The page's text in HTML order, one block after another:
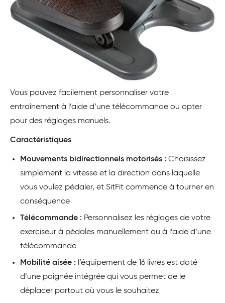
Vous pouvez facilement personnaliser votre
entraînement à l’aide d’une télécommande ou opter
pour des réglages manuels.
Caractéristiques
Mouvements bidirectionnels motorisés : Choisissez
simplement la vitesse et la direction dans laquelle
vous voulez pédaler, et SitFit commence à tourner en
conséquence
Télécommande : Personnalisez les réglages de votre
exerciseur à pédales manuellement ou à l’aide d’une
télécommande
Mobilité aisée : l’équipement de 16 livres est doté
d’une poignée intégrée qui vous permet de le
déplacer partout où vous le souhaitez